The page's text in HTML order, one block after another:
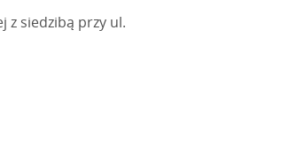
z siedzibą przy ul.